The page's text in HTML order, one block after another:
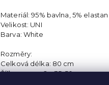
Materiál: 95% bavlna, 5% elastan
Velikost: UNI
Barva: White
Rozměry:
Celková délka: 80 cm
Šířka v pase: 2 x 35-50 cm